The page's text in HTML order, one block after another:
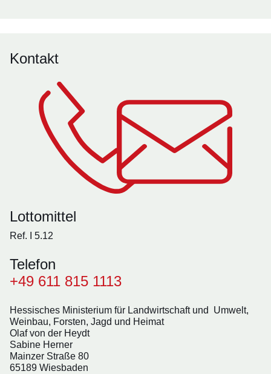
Kontakt
Lottomittel
Ref. I 5.12
Telefon
+49 611 815 1113
Hessisches Ministerium für Landwirtschaft und Umwelt,
Weinbau, Forsten, Jagd und Heimat
Olaf von der Heydt
Sabine Herner
Mainzer Straße 80
65189 Wiesbaden